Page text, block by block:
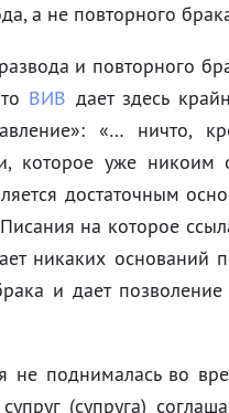
а не повторного
и повторного
ВИВ дает здесь
«… ничто,
которое уже
достаточным
на которое
никаких оснований
и дает
не поднималась во
(супруга)